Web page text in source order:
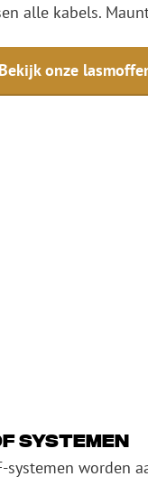
alle kabels.
Bekijk onze
systemen
systemen worden